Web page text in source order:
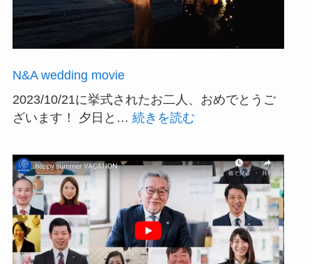
N&A wedding movie
2023/10/21に挙式されたお二人、おめでとうご
ざいます！ 夕日と… 続きを読む:
wedding
movie